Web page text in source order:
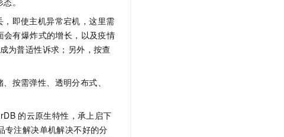
即使主机异常宕机，这里需
会有爆炸式的增长，以及疫情
为普适性诉求；另外，按查
按需弹性、透明分布式、
的云原生特性，承上启下
专注解决单机解决不好的分